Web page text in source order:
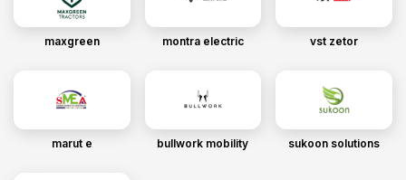
maxgreen montra electric vst zetor
marut e bullwork mobility sukoon solutions